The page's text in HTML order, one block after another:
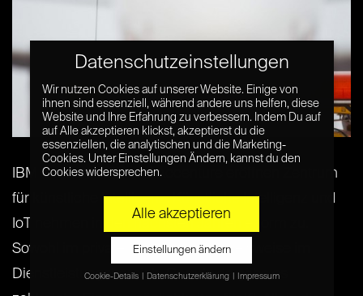
IBM horizont: IBM und Accenture eröffnen Zentrum
für künstliche Intelligenz: Künstliche Intelligenz und
IoT nehmen in den nächsten Jahren enorm zu.
Sowohl im privaten, als auch beispielsweise im
Dienstleistungsbereich. Gerade da gäbe es
Datenschutzeinstellungen
Wir nutzen Cookies auf unserer Website. Einige von
ihnen sind essenziell, während andere uns helfen, diese
Website und Ihre Erfahrung zu verbessern. Indem Du auf
auf Alle akzeptieren klickst, akzeptierst du die
essenziellen, die analytischen und die Marketing-
Cookies. Unter Einstellungen Ändern, kannst du den
Cookies widersprechen.
Alle akzeptieren
Einstellungen ändern
Cookie-Details Datenschutzerklärung Impressum